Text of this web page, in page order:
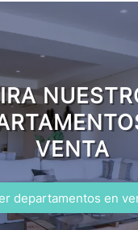
VENTA
departamentos en